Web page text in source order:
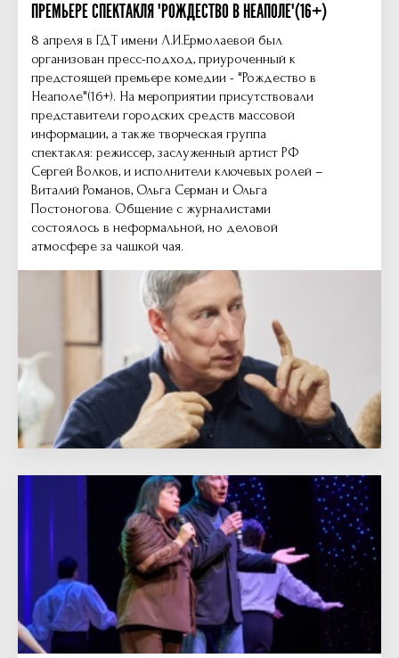
ПРЕМЬЕРЕ СПЕКТАКЛЯ "РОЖДЕСТВО В НЕАПОЛЕ"(16+)
8 апреля в ГДТ имени Л.И.Ермолаевой был
организован пресс-подход, приуроченный к
предстоящей премьере комедии - "Рождество в
Неаполе"(16+). На мероприятии присутствовали
представители городских средств массовой
информации, а также творческая группа
спектакля: режиссер, заслуженный артист РФ
Сергей Волков, и исполнители ключевых ролей –
Виталий Романов, Ольга Серман и Ольга
Постоногова. Общение с журналистами
состоялось в неформальной, но деловой
атмосфере за чашкой чая.